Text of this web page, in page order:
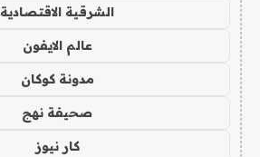
الشرقية الاقتصادية
عالم الايفون
مدونة كوكان
صحيفة نهج
كار نيوز